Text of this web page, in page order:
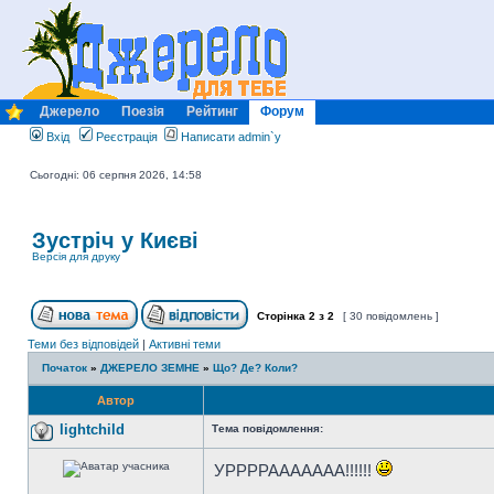
Джерело Поезія Рейтинг Форум
Вхід Реєстрація Написати admin`у
Сьогодні: 06 серпня 2026, 14:58
Зустріч у Києві
Версія для друку
Сторінка 2 з 2 [ 30 повідомлень ]
Теми без відповідей | Активні теми
Початок » ДЖЕРЕЛО ЗЕМНЕ » Що? Де? Коли?
Автор
lightchild Тема повідомлення:
УРРРРААААААА!!!!!!